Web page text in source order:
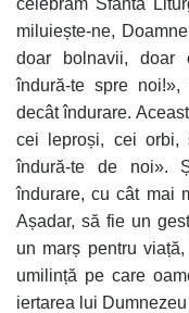
miluiește-ne,
doar bolnavii, doar
îndură-te spre
decât îndurare.
cei leproși, cei orbi,
îndură-te de noi».
îndurare, cu cât mai
Așadar, să fie un
un marș pentru
umilință pe care
iertarea lui